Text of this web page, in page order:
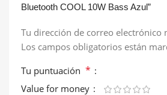
Bluetooth COOL 10W Bass Azul”
Tu dirección de correo electrónico
Los campos obligatorios están
Tu puntuación *
Value for money